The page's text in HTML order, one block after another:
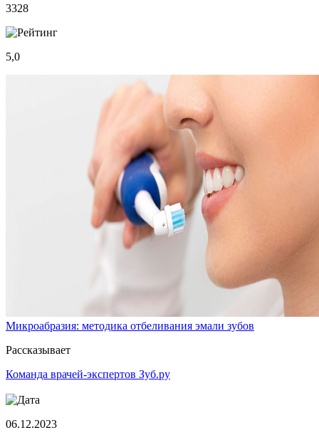
3328
5,0
Микроабразия: методика отбеливания эмали зубов
Рассказывает
Команда врачей-экспертов Зуб.ру
06.12.2023